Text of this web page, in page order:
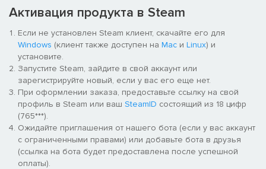
Активация продукта в Steam
Если не установлен Steam клиент, скачайте его для
Windows (клиент также доступен на Mac и Linux) и
установите.
Запустите Steam, зайдите в свой аккаунт или
зарегистрируйте новый, если у вас его еще нет.
При оформлении заказа, предоставьте ссылку на свой
профиль в Steam или ваш SteamID состоящий из 18 цифр
(765***).
Ожидайте приглашения от нашего бота (если у вас аккаунт
с ограниченными правами) или добавьте бота в друзья
(ссылка на бота будет предоставлена после успешной
оплаты).